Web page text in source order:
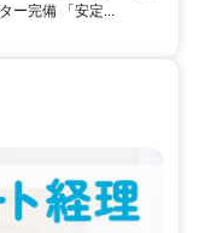
ー完備 「安定...